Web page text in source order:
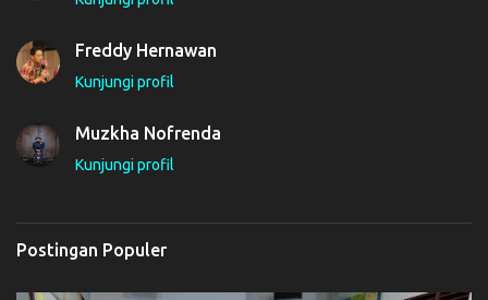
Freddy Hernawan
Kunjungi profil
Muzkha Nofrenda
Kunjungi profil
Postingan Populer